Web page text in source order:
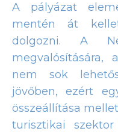
A pályázat
mentén át
dolgozni. A
nem sok
jövőben, ezért
összeállítása
turisztikai